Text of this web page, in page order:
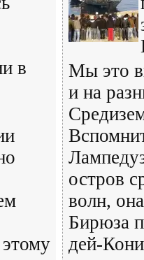
в
Мы это
и на
остров
волн,
Бирюза
дей-